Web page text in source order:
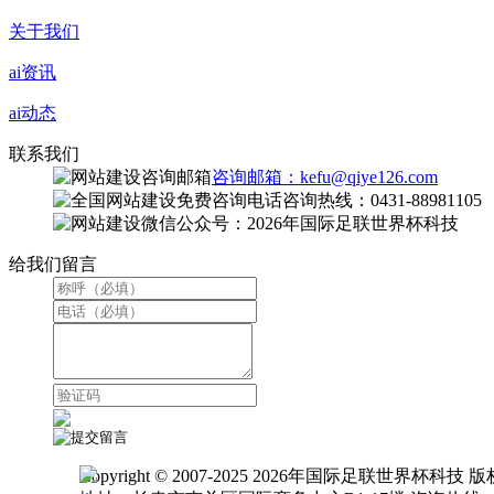
关于我们
ai资讯
ai动态
联系我们
咨询邮箱：kefu@qiye126.com
咨询热线：0431-88981105
微信公众号：2026年国际足联世界杯科技
给我们留言
Copyright © 2007-2025 2026年国际足联世界杯科技 版